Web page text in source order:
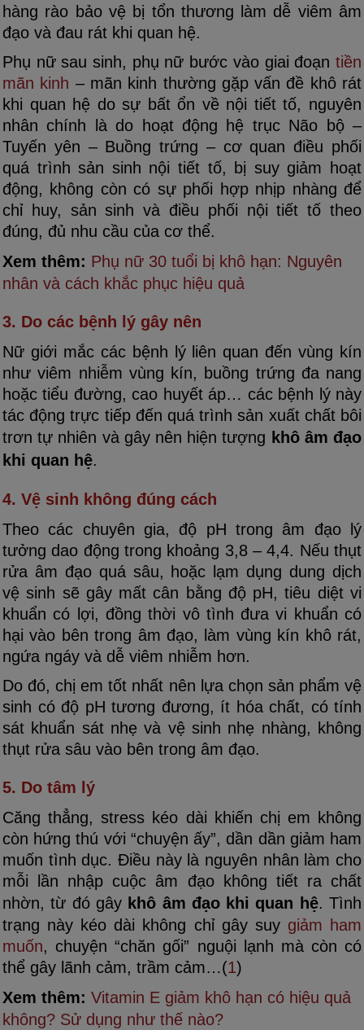
hàng rào bảo vệ bị tổn thương làm dễ viêm âm
đạo và đau rát khi quan hệ.
Phụ nữ sau sinh, phụ nữ bước vào giai đoạn tiền
mãn kinh – mãn kinh thường gặp vấn đề khô rát
khi quan hệ do sự bất ổn về nội tiết tố, nguyên
nhân chính là do hoạt động hệ trục Não bộ –
Tuyến yên – Buồng trứng – cơ quan điều phối
quá trình sản sinh nội tiết tố, bị suy giảm hoạt
động, không còn có sự phối hợp nhịp nhàng để
chỉ huy, sản sinh và điều phối nội tiết tố theo
đúng, đủ nhu cầu của cơ thể.
Xem thêm: Phụ nữ 30 tuổi bị khô hạn: Nguyên
nhân và cách khắc phục hiệu quả
3. Do các bệnh lý gây nên
Nữ giới mắc các bệnh lý liên quan đến vùng kín
như viêm nhiễm vùng kín, buồng trứng đa nang
hoặc tiểu đường, cao huyết áp… các bệnh lý này
tác động trực tiếp đến quá trình sản xuất chất bôi
trơn tự nhiên và gây nên hiện tượng khô âm đạo
khi quan hệ.
4. Vệ sinh không đúng cách
Theo các chuyên gia, độ pH trong âm đạo lý
tưởng dao động trong khoảng 3,8 – 4,4. Nếu thụt
rửa âm đạo quá sâu, hoặc lạm dụng dung dịch
vệ sinh sẽ gây mất cân bằng độ pH, tiêu diệt vi
khuẩn có lợi, đồng thời vô tình đưa vi khuẩn có
hại vào bên trong âm đạo, làm vùng kín khô rát,
ngứa ngáy và dễ viêm nhiễm hơn.
Do đó, chị em tốt nhất nên lựa chọn sản phẩm vệ
sinh có độ pH tương đương, ít hóa chất, có tính
sát khuẩn sát nhẹ và vệ sinh nhẹ nhàng, không
thụt rửa sâu vào bên trong âm đạo.
5. Do tâm lý
Căng thẳng, stress kéo dài khiến chị em không
còn hứng thú với “chuyện ấy”, dần dần giảm ham
muốn tình dục. Điều này là nguyên nhân làm cho
mỗi lần nhập cuộc âm đạo không tiết ra chất
nhờn, từ đó gây khô âm đạo khi quan hệ. Tình
trạng này kéo dài không chỉ gây suy giảm ham
muốn, chuyện “chăn gối” nguội lạnh mà còn có
thể gây lãnh cảm, trầm cảm…(1)
Xem thêm: Vitamin E giảm khô hạn có hiệu quả
không? Sử dụng như thế nào?